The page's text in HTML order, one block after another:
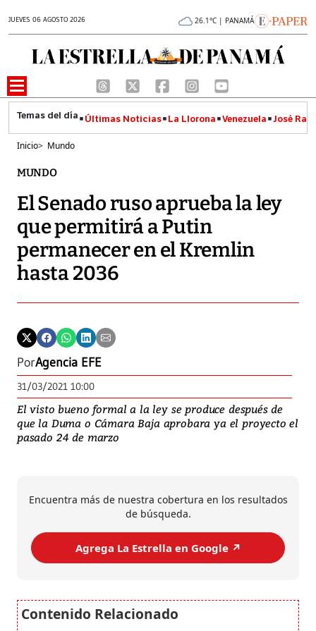
JUEVES 06 AGOSTO 2026 26.1°C | PANAMÁ
Últimas Noticias La Llorona Venezuela José
Inicio> Mundo
MUNDO
El Senado ruso aprueba la ley
que permitirá a Putin
permanecer en el Kremlin
hasta 2036
PorAgencia EFE
31/03/2021 10:00
El visto bueno formal a la ley se produce después de
que la Duma o Cámara Baja aprobara ya el proyecto el
pasado 24 de marzo
Encuentra más de nuestra cobertura en los resultados
de búsqueda.
Agrega La Estrella en Google ↗️